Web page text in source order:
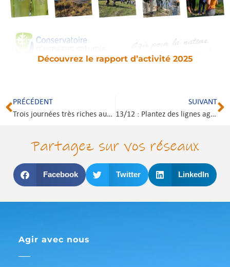
Découvrez le rapport d’activité 2025
PRÉCÉDENT
Trois journées très riches autour des invertébrés.
SUIVANT
13/12 : Plantez des lignes agroforestières à la ferme les Chlorophy’liens (81)
Partagez sur vos réseaux
Facebook Twitter LinkedIn
Agir avec nous